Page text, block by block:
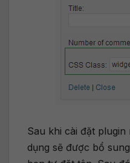
Sau khi cài đặt
dụng sẽ được bổ